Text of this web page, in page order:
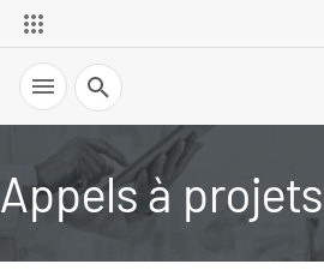
Recherche
Appels à projets